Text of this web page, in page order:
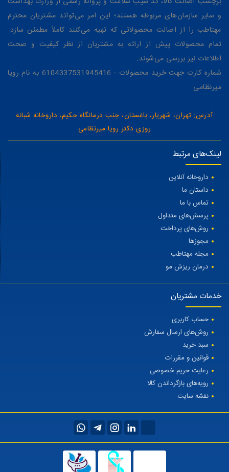
و سایر سازمان‌های مربوطه هستند؛ این امر می‌تواند مشتریان محترم
مهتاطب را از اصالت محصولاتی که تهیه می‌کنند کاملاً مطمئن سازد.
تمام محصولات پیش از ارائه به مشتریان از نظر کیفیت و صحت
اطلاعات نیز بررسی می‌شوند.
شماره کارت جهت خرید محصولات : 6104337531945416 به نام رویا
میرنظامی
آدرس: تهران، شهریار، باغستان، جنب درمانگاه حکیم، داروخانه شبانه
روزی دکتر رویا میرنظامی
لینک‌های مرتبط
داروخانه آنلاین
داستان ما
تماس با ما
پرسش‌های متداول
روش‌های پرداخت
مجوزها
مجله مهتاطب
درمان ریزش مو
خدمات مشتریان
حساب کاربری
روش‌های ارسال سفارش
سبد خرید
قوانین و مقررات
رعایت حریم خصوصی
رویه‌های بازگرداندن کالا
نقشه سایت